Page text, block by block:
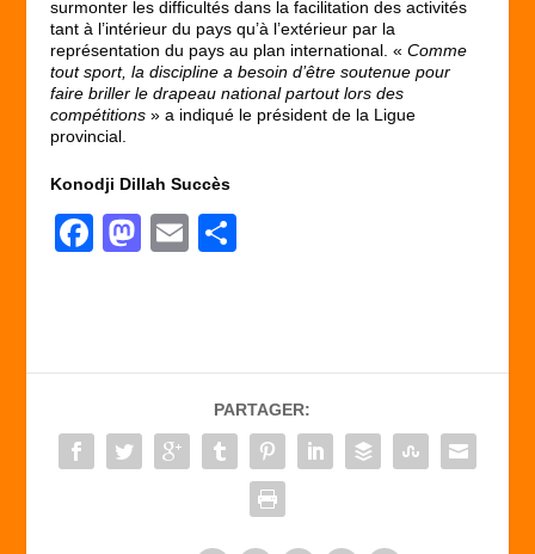
surmonter les difficultés dans la facilitation des activités
tant à l’intérieur du pays qu’à l’extérieur par la
représentation du pays au plan international. «Comme
tout sport, la discipline a besoin d’être soutenue pour
faire briller le drapeau national partout lors des
compétitions » a indiqué le président de la Ligue
provincial.
Konodji Dillah Succès
F
b
o
o
M
d
o
n
E
er
PARTAGER: